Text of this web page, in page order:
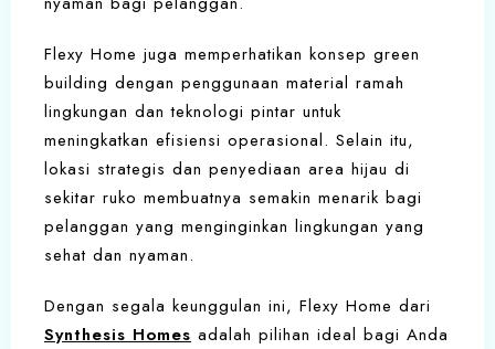
Flexy Home juga memperhatikan konsep green
building dengan penggunaan material ramah
lingkungan dan teknologi pintar untuk
meningkatkan efisiensi operasional. Selain itu,
lokasi strategis dan penyediaan area hijau di
sekitar ruko membuatnya semakin menarik bagi
pelanggan yang menginginkan lingkungan yang
sehat dan nyaman.
Dengan segala keunggulan ini, Flexy Home dari
Synthesis Homes adalah pilihan ideal bagi Anda